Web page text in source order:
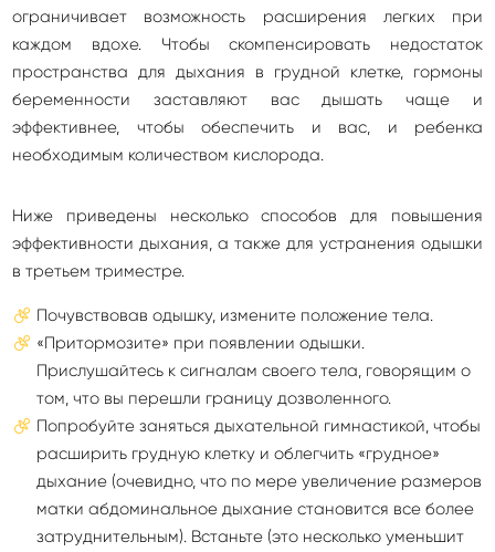
ограничивает возможность расширения легких при
каждом вдохе. Чтобы скомпенсировать недостаток
пространства для дыхания в грудной клетке, гормоны
беременности заставляют вас дышать чаще и
эффективнее, чтобы обеспечить и вас, и ребенка
необходимым количеством кислорода.
Ниже приведены несколько способов для повышения
эффективности дыхания, а также для устранения одышки
в третьем триместре.
Почувствовав одышку, измените положение тела.
«Притормозите» при появлении одышки.
Прислушайтесь к сигналам своего тела, говорящим о
том, что вы перешли границу дозволенного.
Попробуйте заняться дыхательной гимнастикой, чтобы
расширить грудную клетку и облегчить «грудное»
дыхание (очевидно, что по мере увеличение размеров
матки абдоминальное дыхание становится все более
затруднительным). Встаньте (это несколько уменьшит